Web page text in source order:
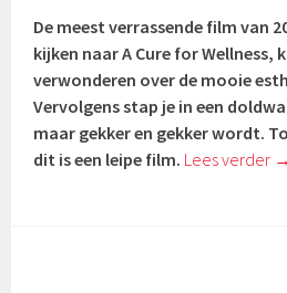
De meest verrassende film van
kijken naar A Cure for Wellness,
verwonderen over de mooie
Vervolgens stap je in een
maar gekker en gekker wordt.
dit is een leipe film. Lees verder →